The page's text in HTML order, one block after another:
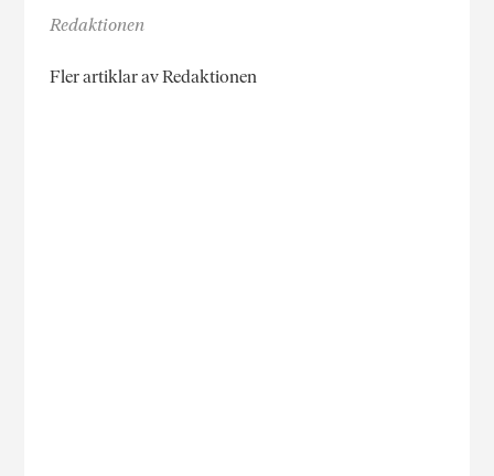
Redaktionen
Fler artiklar av Redaktionen